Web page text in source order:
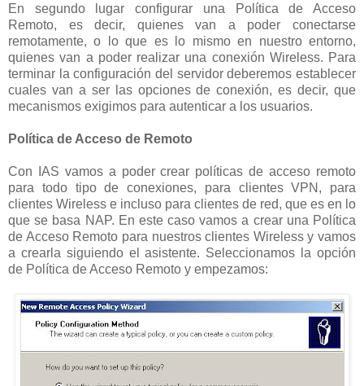
En segundo lugar configurar una Política de Acceso
Remoto, es decir, quienes van a poder conectarse
remotamente, o lo que es lo mismo en nuestro entorno,
quienes van a poder realizar una conexión Wireless. Para
terminar la configuración del servidor deberemos establecer
cuales van a ser las opciones de conexión, es decir, que
mecanismos exigimos para autenticar a los usuarios.
Política de Acceso de Remoto
Con IAS vamos a poder crear políticas de acceso remoto
para todo tipo de conexiones, para clientes VPN, para
clientes Wireless e incluso para clientes de red, que es en lo
que se basa NAP. En este caso vamos a crear una Política
de Acceso Remoto para nuestros clientes Wireless y vamos
a crearla siguiendo el asistente. Seleccionamos la opción
de Política de Acceso Remoto y empezamos: